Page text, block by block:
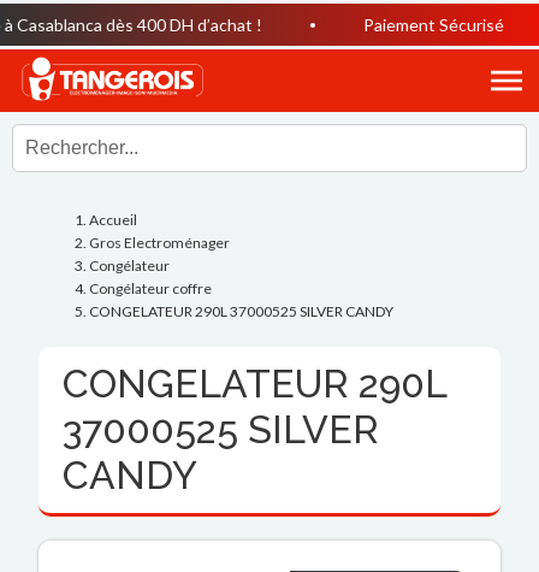
dès 400 DH d’achat ! Paiement Sécurisé
Accueil
Gros Electroménager
Congélateur
Congélateur coffre
CONGELATEUR 290L 37000525 SILVER CANDY
CONGELATEUR 290L
37000525 SILVER
CANDY